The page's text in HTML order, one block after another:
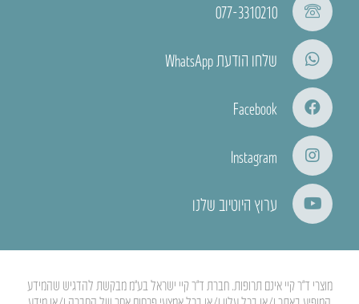
077-3310210
שלחו הודעת WhatsApp
Facebook
Instagram
ערוץ היוטיוב שלנו
מוצרי ד”ר קיי אינם תרופות. חברת ד”ר קיי ישראל בע”מ מבקשת להדגיש שהמידע